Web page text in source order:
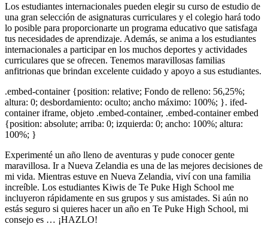
Los estudiantes internacionales pueden elegir su curso de estudio de
una gran selección de asignaturas curriculares y el colegio hará todo
lo posible para proporcionarte un programa educativo que satisfaga
tus necesidades de aprendizaje. Además, se anima a los estudiantes
internacionales a participar en los muchos deportes y actividades
curriculares que se ofrecen. Tenemos maravillosas familias
anfitrionas que brindan excelente cuidado y apoyo a sus estudiantes.
.embed-container {position: relative; Fondo de relleno: 56,25%;
altura: 0; desbordamiento: oculto; ancho máximo: 100%; }. ifed-
container iframe, objeto .embed-container, .embed-container embed
{position: absolute; arriba: 0; izquierda: 0; ancho: 100%; altura:
100%; }
Experimenté un año lleno de aventuras y pude conocer gente
maravillosa. Ir a Nueva Zelandia es una de las mejores decisiones de
mi vida. Mientras estuve en Nueva Zelandia, viví con una familia
increíble. Los estudiantes Kiwis de Te Puke High School me
incluyeron rápidamente en sus grupos y sus amistades. Si aún no
estás seguro si quieres hacer un año en Te Puke High School, mi
consejo es … ¡HAZLO!